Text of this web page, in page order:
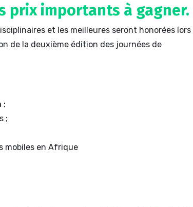
prix importants à gagner.
et les meilleures seront honorées lors
de la deuxième édition des journées de
;
;
mobiles en Afrique